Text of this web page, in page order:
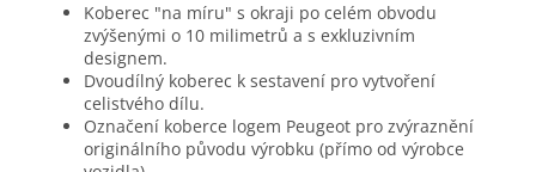
Koberec "na míru" s okraji po celém obvodu
zvýšenými o 10 milimetrů a s exkluzivním
designem.
Dvoudílný koberec k sestavení pro vytvoření
celistvého dílu.
Označení koberce logem Peugeot pro zvýraznění
originálního původu výrobku (přímo od výrobce